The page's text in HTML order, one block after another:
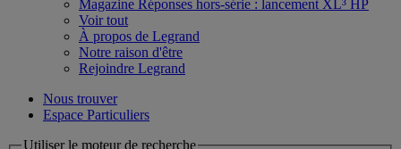
Magazine Réponses hors-série : lancement XL³ HP
Voir tout
À propos de Legrand
Notre raison d'être
Rejoindre Legrand
Nous trouver
Espace Particuliers
Utiliser le moteur de recherche